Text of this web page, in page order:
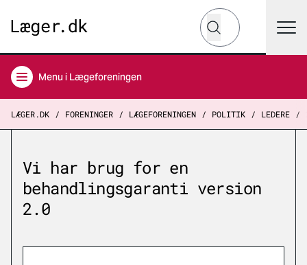
Hvad leder du efter?
Søg
Menu i Lægeforeningen
LÆGER.DK FORENINGER LÆGEFORENINGEN POLITIK LEDERE
Vi har brug for en
behandlingsgaranti version
2.0